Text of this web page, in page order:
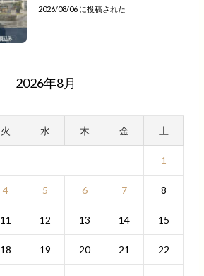
2026/08/06 に投稿された
2026年8月
火 水 木 金 土
1
4 5 6 7 8
11 12 13 14 15
18 19 20 21 22